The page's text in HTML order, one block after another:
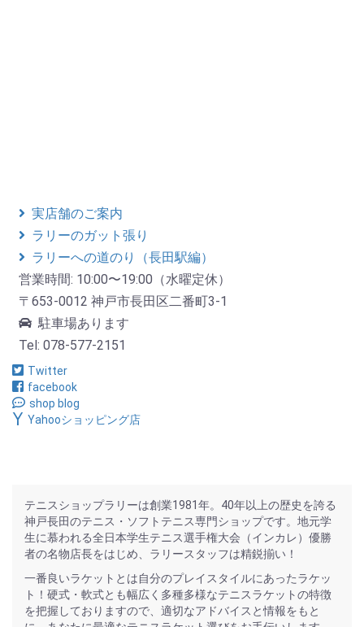
実店舗のご案内
ラリーのガット張り
ラリーへの道のり（長田駅編）
営業時間: 10:00〜19:00（水曜定休）
〒653-0012 神戸市長田区二番町3-1
駐車場あります
Tel: 078-577-2151
Twitter
facebook
shop blog
Yahooショッピング店
テニスショップラリーは創業1981年。40年以上の歴史を誇る
神戸長田のテニス・ソフトテニス専門ショップです。地元学
生に慕われる全日本学生テニス選手権大会（インカレ）優勝
者の名物店長をはじめ、ラリースタッフは精鋭揃い！
一番良いラケットとは自分のプレイスタイルにあったラケッ
ト！硬式・軟式とも幅広く多種多様なテニスラケットの特徴
を把握しておりますので、適切なアドバイスと情報をもと